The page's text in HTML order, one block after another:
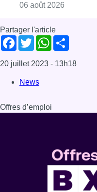
06 août 2026
Partager l'article
Facebook
TwitterWhatsApp
20 juillet 2023 - 13h18
News
Offres d’emploi